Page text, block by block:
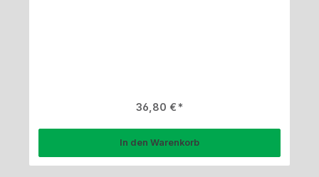
Regulärer Preis:
36,80 €
In den Warenkorb